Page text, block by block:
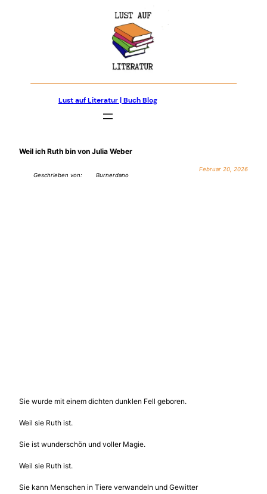
Lust auf Literatur | Buch Blog
Weil ich Ruth bin von Julia Weber
Geschrieben von: Burnerdano
Februar 20, 2026
Sie wurde mit einem dichten dunklen Fell geboren.
Weil sie Ruth ist.
Sie ist wunderschön und voller Magie.
Weil sie Ruth ist.
Sie kann Menschen in Tiere verwandeln und Gewitter